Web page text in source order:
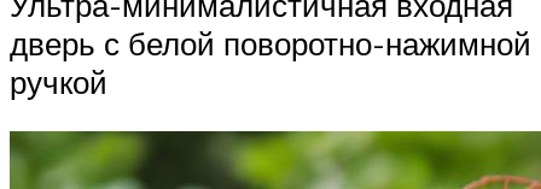
дверь с белой поворотно-нажимной
ручкой